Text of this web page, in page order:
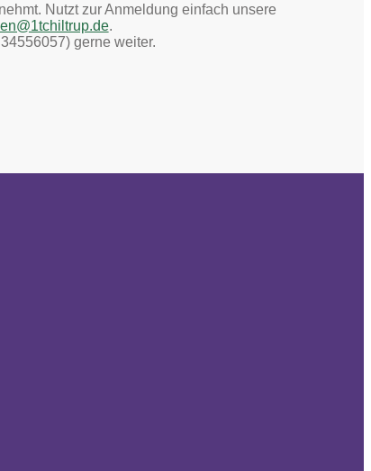
Nutzt zur Anmeldung einfach unsere
.
gerne weiter.